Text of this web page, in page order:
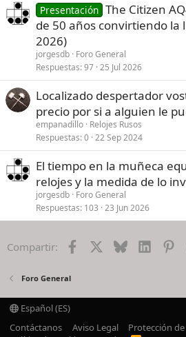
Presentación The Citizen
de 50 años convirtiendo la
2026)
jorgesdb Foro General
Respuestas 97 25 Jul 2026
Localizado despertador
precio por si a alguien le
empanadillo Relojes Rusos
Respuestas 0 22 Sep 2024
El tiempo en la muñeca
relojes y la medida de lo
jorgesdb Foro General
Respuestas 103 23 Jun 2026
Compartir: Facebook Bluesky
Foro General
Español (ES)
Contáctanos
Aviso Legal
Protección